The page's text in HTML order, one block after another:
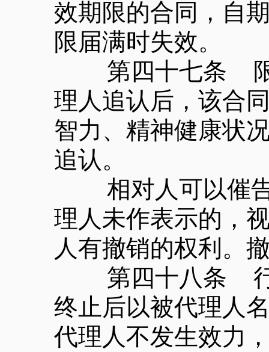
效期限的合同，自
限届满时失效。
第四十七条 限
理人追认后，该合
智力、精神健康状
追认。
相对人可以催告
理人未作表示的，
人有撤销的权利。
第四十八条 行
终止后以被代理人
代理人不发生效力